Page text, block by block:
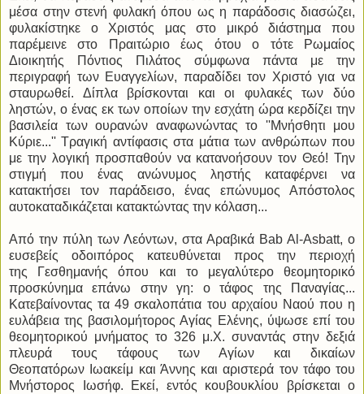
μέσα στην στενή φυλακή όπου ως η παράδοσις διασώζει,
φυλακίστηκε ο Χριστός μας στο μικρό διάστημα που
παρέμεινε στο Πραιτώριο έως ότου ο τότε Ρωμαίος
Διοικητής Πόντιος Πιλάτος σύμφωνα πάντα με την
περιγραφή των Ευαγγελίων, παραδίδει τον Χριστό για να
σταυρωθεί. Δίπλα βρίσκονται και οι φυλακές των δύο
ληστών, ο ένας εκ των οποίων την εσχάτη ώρα κερδίζει την
βασιλεία των ουρανών αναφωνώντας το ''Μνήσθητι μου
Κύριε...'' Τραγική αντίφασις στα μάτια των ανθρώπων που
με την λογική προσπαθούν να κατανοήσουν τον Θεό! Την
στιγμή που ένας ανώνυμος ληστής καταφέρνει να
κατακτήσει τον παράδεισο, ένας επώνυμος Απόστολος
αυτοκαταδικάζεται κατακτώντας την κόλαση...
Από την πύλη των Λεόντων, στα Αραβικά Bab Al-Asbatt, ο
ευσεβείς οδοιπόρος κατευθύνεται προς την περιοχή
της Γεσθημανής όπου και το μεγαλύτερο θεομητορικό
προσκύνημα επάνω στην γη: ο τάφος της Παναγίας...
Κατεβαίνοντας τα 49 σκαλοπάτια του αρχαίου Ναού που η
ευλάβεια της βασιλομήτορος Αγίας Ελένης, ύψωσε επί του
θεομητορικού μνήματος το 326 μ.Χ. συναντάς στην δεξιά
πλευρά τους τάφους των Αγίων και δικαίων
Θεοπατόρων Ιωακείμ και Άννης και αριστερά τον τάφο του
Μνήστορος Ιωσήφ. Εκεί, εντός κουβουκλίου βρίσκεται ο